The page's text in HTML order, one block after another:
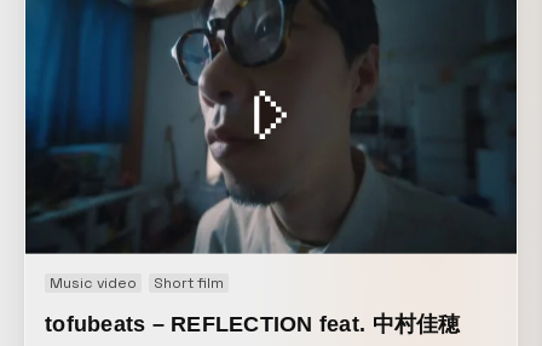
Music video Short film
tofubeats – REFLECTION feat. 中村佳穂